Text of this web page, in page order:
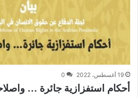
19 أغسطس، 2022 0
أحكام استفزازية جائرة …